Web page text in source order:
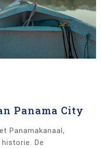
Panama City
Panamakanaal,
De